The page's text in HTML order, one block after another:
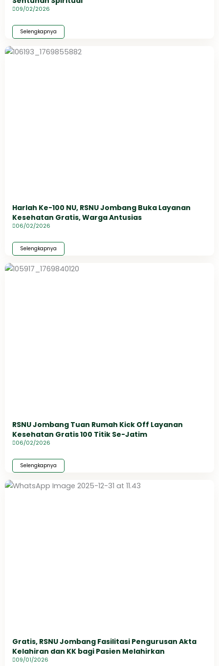
09/02/2026
Selengkapnya
Harlah Ke-100 NU, RSNU Jombang Buka Layanan
Kesehatan Gratis, Warga Antusias
06/02/2026
Selengkapnya
RSNU Jombang Tuan Rumah Kick Off Layanan
Kesehatan Gratis 100 Titik Se-Jatim
06/02/2026
Selengkapnya
Gratis, RSNU Jombang Fasilitasi Pengurusan Akta
Kelahiran dan KK bagi Pasien Melahirkan
09/01/2026